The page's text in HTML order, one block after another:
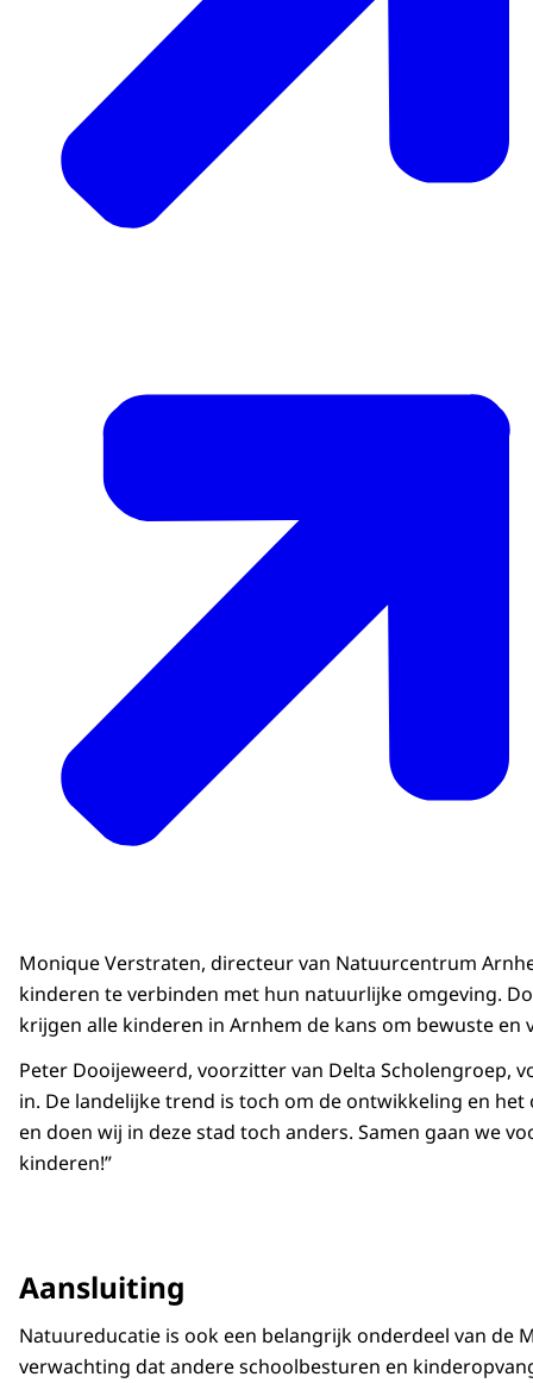
Monique Verstraten, directeur van Natuurcentrum
kinderen te verbinden met hun natuurlijke omgeving.
krijgen alle kinderen in Arnhem de kans om bewuste
Peter Dooijeweerd, voorzitter van Delta Scholengroep,
in. De landelijke trend is toch om de ontwikkeling en
en doen wij in deze stad toch anders. Samen gaan we
kinderen!”
Aansluiting
Natuureducatie is ook een belangrijk onderdeel van de
verwachting dat andere schoolbesturen en